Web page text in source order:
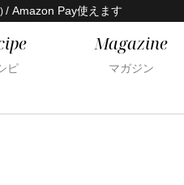
/ Amazon Pay使えます
ピ
Magazine
マガジン